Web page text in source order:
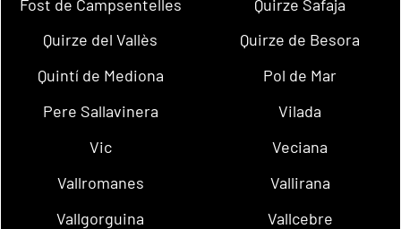
Fost de Campsentelles
Quirze Safaja
Quirze del Vallès
Quirze de Besora
Quintí de Mediona
Pol de Mar
Pere Sallavinera
Vilada
Vic
Veciana
Vallromanes
Vallirana
Vallgorguina
Vallcebre